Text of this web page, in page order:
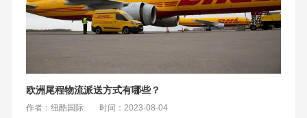
欧洲尾程物流派送方式有哪些？
作者：纽酷国际 时间：2023-08-04